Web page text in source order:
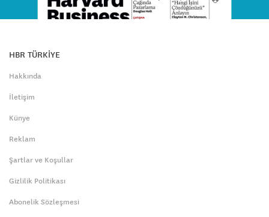
HBR TÜRKİYE
Hakkında
İletişim
Künye
Reklam
Şartlar ve Koşullar
Gizlilik Politikası
Abonelik Sözleşmesi